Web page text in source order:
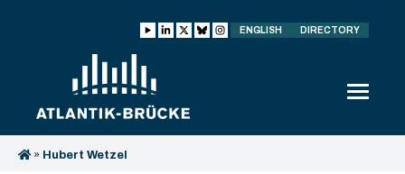
ENGLISH DIRECTORY
» Hubert Wetzel